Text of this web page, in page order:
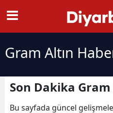
Gram Altın
Son Dakika
Bu sayfada güncel